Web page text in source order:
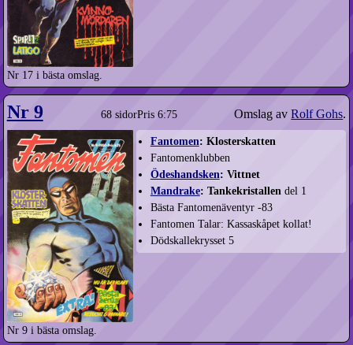
Nr 17 i bästa omslag.
Nr 9 68 sidorPris 6:75 Omslag avRolf Gohs.
Nr 9 i bästa omslag.
Fantomen: Klosterskatten
Fantomenklubben
Ödeshandsken: Vittnet
Mandrake: Tankekristallen del 1
Bästa Fantomenäventyr -83
Fantomen Talar: Kassaskåpet kollat!
Dödskallekrysset 5